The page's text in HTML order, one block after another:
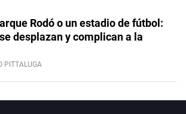
Rodó o un estadio de fútbol:
desplazan y complican a la
PITTALUGA